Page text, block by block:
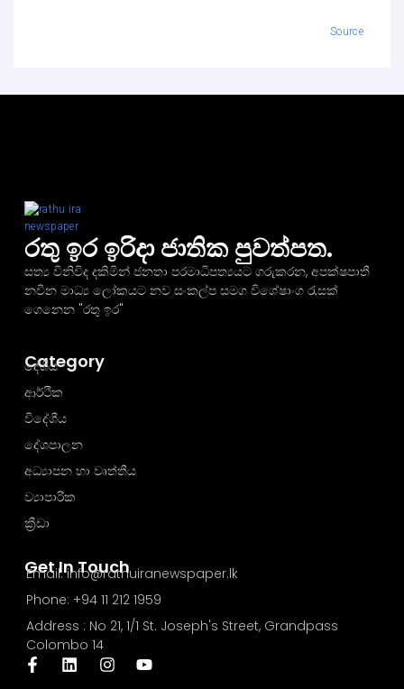
Source
රතු ඉර ඉරිදා ජාතික පුවත්පත.
සත්‍ය විනිවිද දකිමින් ජනතා පරමාධිපත්‍යයට ගරුකරන, අපක්ෂපාතී
නවීන මාධ්‍ය ලෝකයට නව සංකල්ප සමග විශේෂාංග රැසක්
ගෙනෙන "රතු ඉර"
Get In Touch
Email: info@rathuiranewspaper.lk
Phone: +94 11 212 1959
Address : No 21, 1/1 St. Joseph's Street, Grandpass
Colombo 14
Category
දේශීය
ආර්ථික
විදේශීය
දේශපාලන
අධ්‍යාපන හා වෘත්තීය
ව්‍යාපාරික
ක්‍රීඩා